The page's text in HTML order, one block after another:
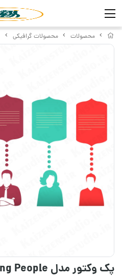
محصولات محصولات گرافیکی
پک وکتور مدل Thinking People